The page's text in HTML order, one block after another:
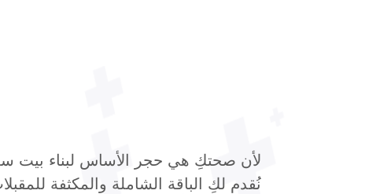
لأن صحتكِ هي حجر الأساس لبناء بيت
نُقدم لكِ الباقة الشاملة والمكثفة للمقبلات على